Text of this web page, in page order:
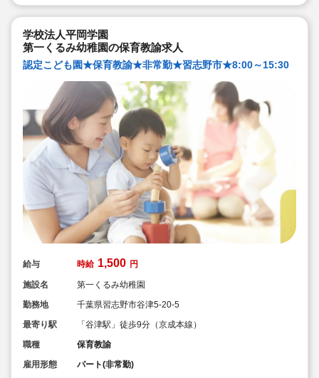
学校法人平岡学園
第一くるみ幼稚園の保育教諭求人
認定こども園★保育教諭★非常勤★習志野市★8:00～15:30
給与 時給 1,500 円
施設名
第一くるみ幼稚園
勤務地
千葉県習志野市谷津5-20-5
最寄り駅
「谷津駅」徒歩9分（京成本線）
職種
保育教諭
雇用形態
パート(非常勤)